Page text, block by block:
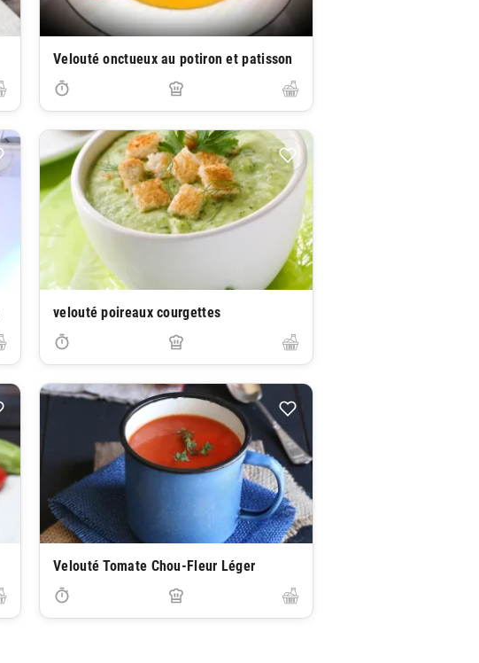
Velouté onctueux au potiron et patisson
velouté poireaux courgettes
Velouté Tomate Chou-Fleur Léger